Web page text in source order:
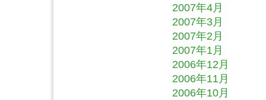
2007年4月
2007年3月
2007年2月
2007年1月
2006年12月
2006年11月
2006年10月